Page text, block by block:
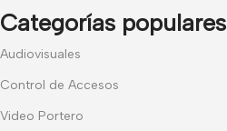
Categorías populares
Audiovisuales
Control de Accesos
Video Portero